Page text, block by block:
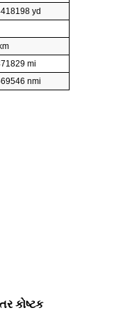
yd
mi
nmi
કોષ્ટક